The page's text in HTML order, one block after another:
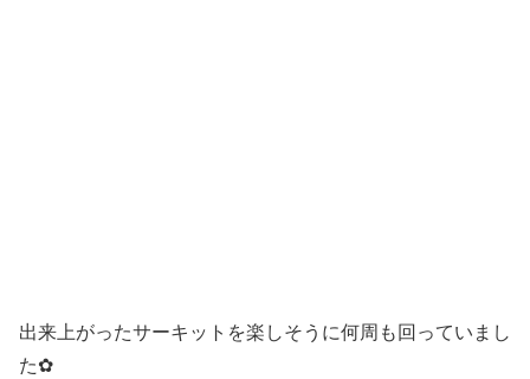
出来上がったサーキットを楽しそうに何周も回っていまし
た✿